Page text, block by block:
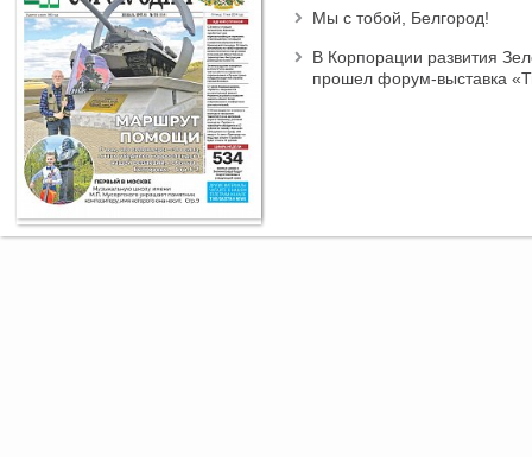
Мы с тобой, Белгород!
В Корпорации развития
прошел форум-выставка